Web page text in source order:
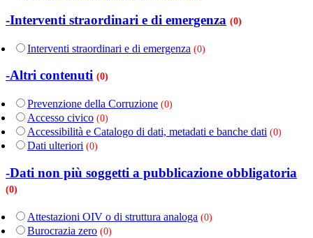
-Interventi straordinari e di emergenza (0)
Interventi straordinari e di emergenza (0)
-Altri contenuti (0)
Prevenzione della Corruzione (0)
Accesso civico (0)
Accessibilità e Catalogo di dati, metadati e banche dati (0)
Dati ulteriori (0)
-Dati non più soggetti a pubblicazione obbligatoria
(0)
Attestazioni OIV o di struttura analoga (0)
Burocrazia zero (0)